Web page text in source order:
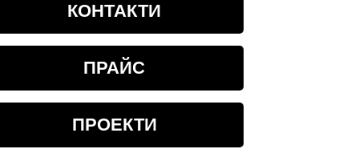
КОНТАКТИ
ПРАЙС
ПРОЕКТИ